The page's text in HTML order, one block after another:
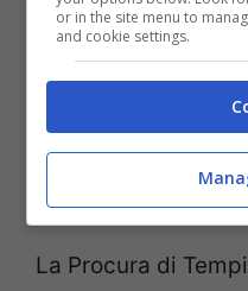
La Procura di
or in the site menu to
and cookie settings.